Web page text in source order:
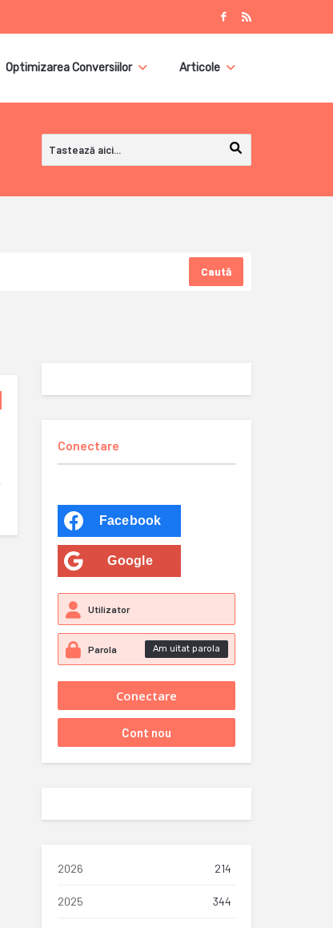
Optimizarea Conversiilor Articole
Caută
Conectare
Facebook
Google
Am uitat parola
2026 214
2025 344